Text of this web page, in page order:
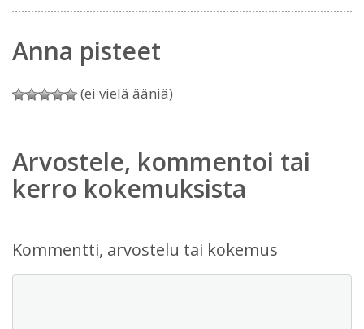
Anna pisteet
(ei vielä ääniä)
Arvostele, kommentoi tai
kerro kokemuksista
Kommentti, arvostelu tai kokemus